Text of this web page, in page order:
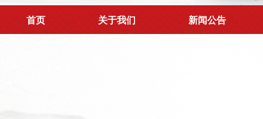
首页 关于我们 新闻公告